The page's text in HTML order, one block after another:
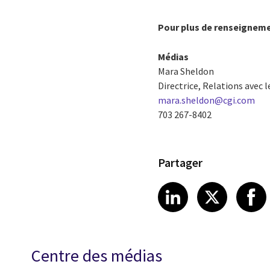
Pour plus de
Médias
Mara Sheldon
Directrice, Relations avec
mara.sheldon@cgi.com
703 267-8402
Partager
Share article
LinkedIn
Share
X
Centre des médias